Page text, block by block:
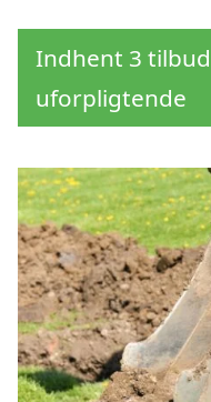
Indhent 3
uforpligtende